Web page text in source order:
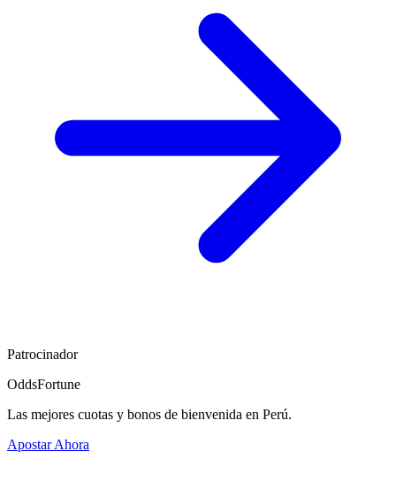
Patrocinador
OddsFortune
Las mejores cuotas y bonos de bienvenida en Perú.
Apostar Ahora